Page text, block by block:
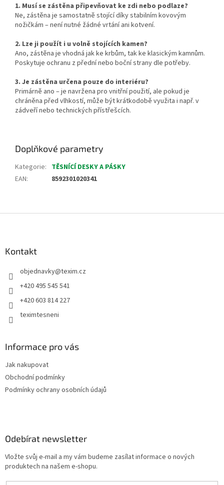
1. Musí se zástěna připevňovat ke zdi nebo podlaze?
Ne, zástěna je samostatně stojící díky stabilním kovovým
nožičkám – není nutné žádné vrtání ani kotvení.
2. Lze ji použít i u volně stojících kamen?
Ano, zástěna je vhodná jak ke krbům, tak ke klasickým kamnům.
Poskytuje ochranu z přední nebo boční strany dle potřeby.
3. Je zástěna určena pouze do interiéru?
Primárně ano – je navržena pro vnitřní použití, ale pokud je
chráněna před vlhkostí, může být krátkodobě využita i např. v
zádveří nebo technických přístřešcích.
Doplňkové parametry
Kategorie: TĚSNÍCÍ DESKY A PÁSKY
EAN: 8592301020341
Kontakt
objednavky@texim.cz
+420 495 545 541
+420 603 814 227
teximtesneni
Informace pro vás
Jak nakupovat
Obchodní podmínky
Podmínky ochrany osobních údajů
Odebírat newsletter
Vložte svůj e-mail a my vám budeme zasílat informace o nových
produktech na našem e-shopu.